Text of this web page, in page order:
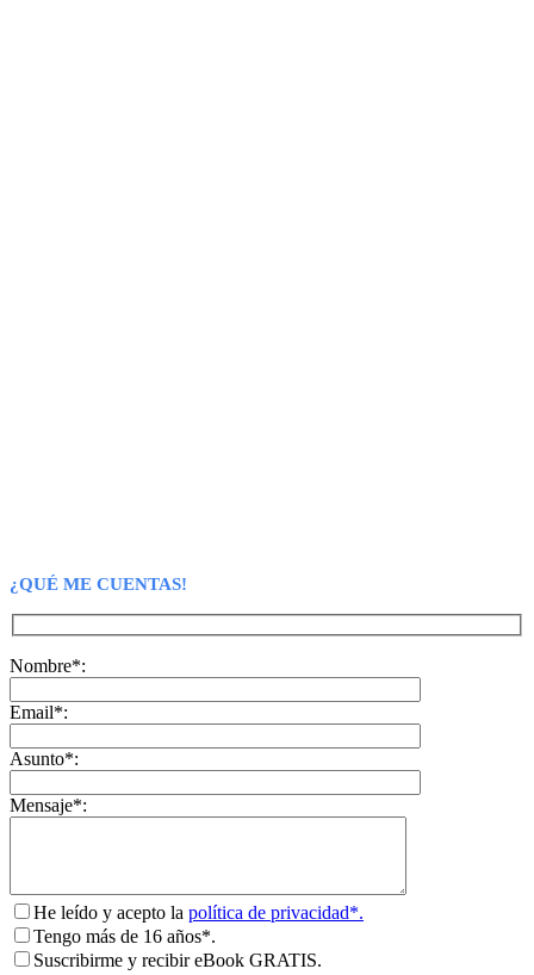
¿QUÉ ME CUENTAS!
Nombre*:
Email*:
Asunto*:
Mensaje*:
He leído y acepto la política de privacidad*.
Tengo más de 16 años*.
Suscribirme y recibir eBook GRATIS.